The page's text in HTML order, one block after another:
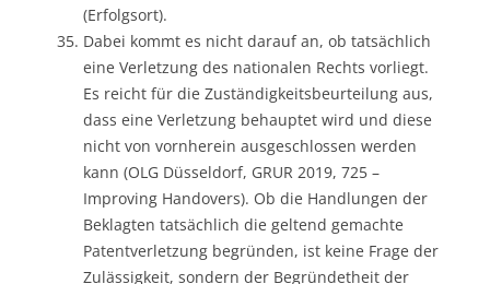
(Erfolgsort).
Dabei kommt es nicht darauf an, ob tatsächlich
eine Verletzung des nationalen Rechts vorliegt.
Es reicht für die Zuständigkeitsbeurteilung aus,
dass eine Verletzung behauptet wird und diese
nicht von vornherein ausgeschlossen werden
kann (OLG Düsseldorf, GRUR 2019, 725 –
Improving Handovers). Ob die Handlungen der
Beklagten tatsächlich die geltend gemachte
Patentverletzung begründen, ist keine Frage der
Zulässigkeit, sondern der Begründetheit der